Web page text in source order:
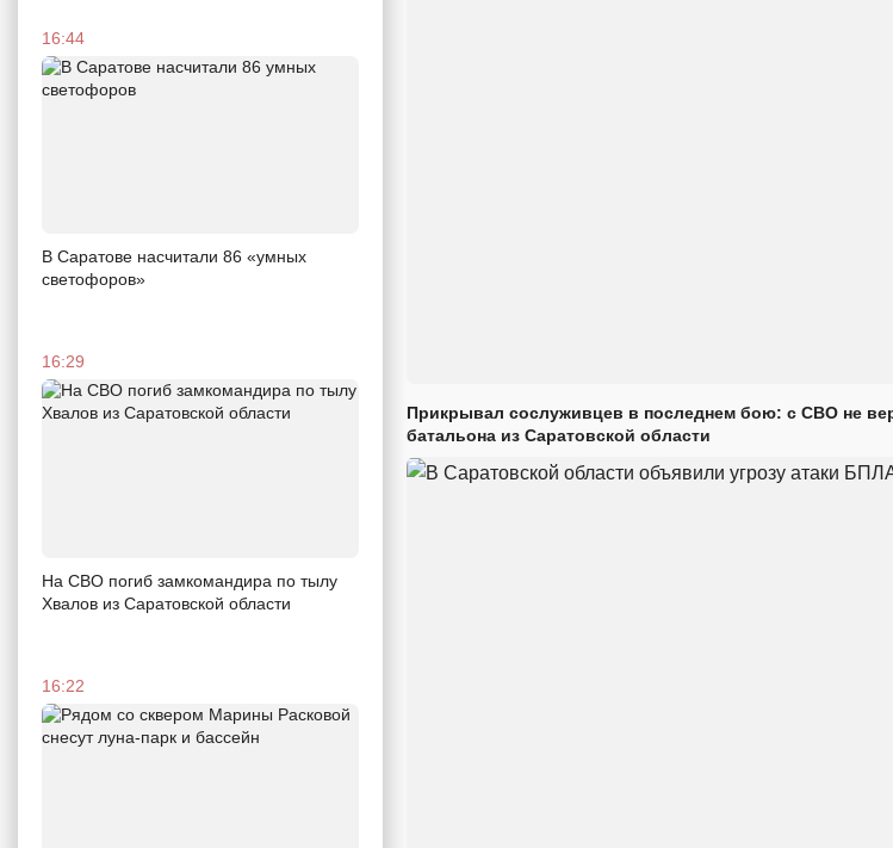
16:44
В Саратове насчитали 86 «умных
светофоров»
16:29
На СВО погиб замкомандира по тылу
Хвалов из Саратовской области
16:22
Прикрывал сослуживцев в последнем бою: с СВО не
батальона из Саратовской области